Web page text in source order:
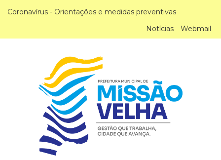
Coronavírus - Orientações e medidas preventivas
Notícias
Webmail